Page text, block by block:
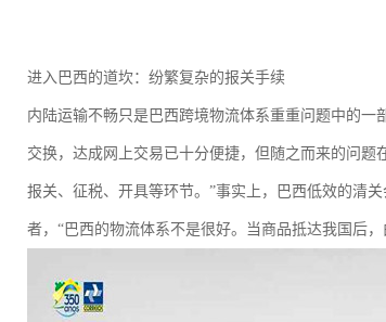
进入巴西的道坎：纷繁复杂的报关手续
内陆运输不畅只是巴西跨境物流体系重重问题中的
交换，达成网上交易已十分便捷，但随之而来的问
报关、征税、开具等环节。”事实上，巴西低效的清
者，“巴西的物流体系不是很好。当商品抵达我国后